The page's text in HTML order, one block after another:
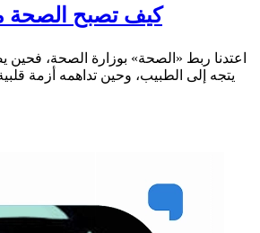
كيف تصبح الصحة
اعتدنا ربط «الصحة» بوزارة الصحة، فحين
يتجه إلى الطبيب، وحين تداهمه أزمة